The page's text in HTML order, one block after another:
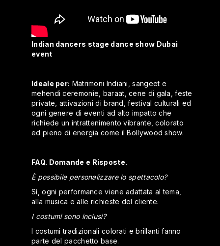
Indian dancers stage dance show Dubai
event
Ideale per: Matrimoni Indiani, sangeet e
mehendi ceremonie, baraat, cene di gala, feste
private, attivazioni di brand, festival culturali ed
ogni genere di eventi ad alto impatto che
richiede un intrattenimento vibrante, colorato
ed pieno di energia come il Bollywood show.
FAQ. Domande e Risposte.
È possibile personalizzare lo spettacolo?
Sì, ogni performance viene adattata al tema,
alla musica e alle richieste del cliente.
I costumi sono inclusi?
I costumi tradizionali colorati e brillanti fanno
parte del pacchetto base.